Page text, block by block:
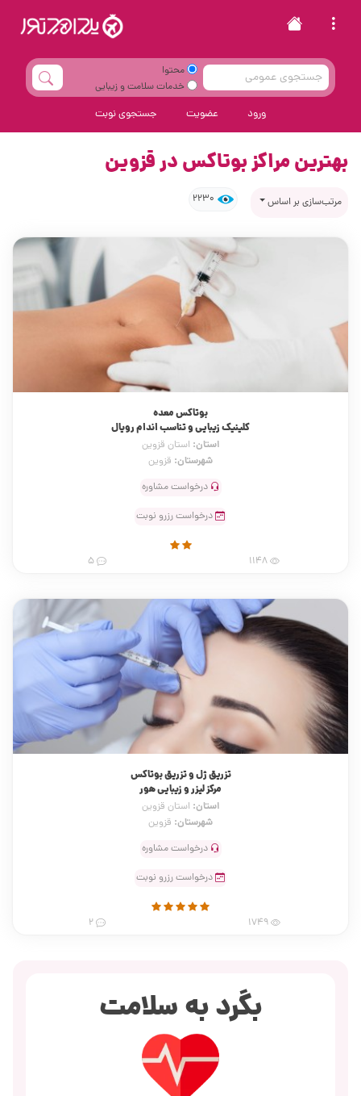
محتوا
خدمات سلامت و زیبایی
ورود عضویت جستجوی نوبت
بهترین مراکز بوتاکس در قزوین
مرتب‌سازی بر اساس 2230
بوتاکس معده
کلینیک زیبایی و تناسب اندام رویال
استان: استان قزوین
شهرستان: قزوین
درخواست مشاوره
درخواست رزرو نوبت
5
تزریق ژل و تزریق بوتاکس
مرکز لیزر و زیبایی هور
استان: استان قزوین
شهرستان: قزوین
درخواست مشاوره
درخواست رزرو نوبت
2
بگرد به سلامت